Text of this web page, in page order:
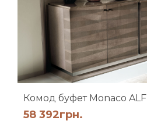
Комод буфет Monaco ALF
58 392грн.